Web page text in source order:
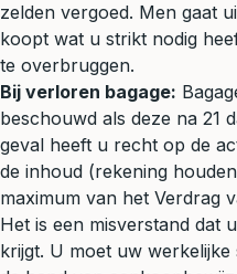
zelden vergoed. Men gaat
koopt wat u strikt nodig
te overbruggen.
Bij verloren bagage:
beschouwd als deze na 21
geval heeft u recht op de
de inhoud (rekening
maximum van het Verdrag
Het is een misverstand dat
krijgt. U moet uw